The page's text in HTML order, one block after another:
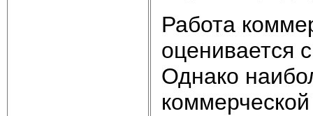
Работа
оценивается
Однако